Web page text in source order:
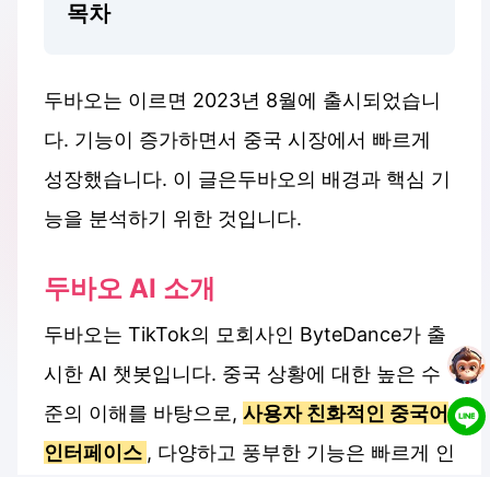
목차
두바오는 이르면 2023년 8월에 출시되었습니
다. 기능이 증가하면서 중국 시장에서 빠르게
성장했습니다. 이 글은두바오의 배경과 핵심 기
능을 분석하기 위한 것입니다.
두바오 AI 소개
두바오는 TikTok의 모회사인 ByteDance가 출
시한 AI 챗봇입니다. 중국 상황에 대한 높은 수
준의 이해를 바탕으로, 사용자 친화적인 중국어
인터페이스 , 다양하고 풍부한 기능은 빠르게 인